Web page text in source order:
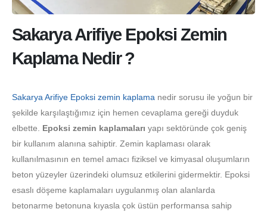
Sakarya Arifiye Epoksi Zemin
Kaplama Nedir ?
Sakarya Arifiye Epoksi zemin kaplama nedir sorusu ile yoğun bir
şekilde karşılaştığımız için hemen cevaplama gereği duyduk
elbette. Epoksi zemin kaplamaları yapı sektöründe çok geniş
bir kullanım alanına sahiptir. Zemin kaplaması olarak
kullanılmasının en temel amacı fiziksel ve kimyasal oluşumların
beton yüzeyler üzerindeki olumsuz etkilerini gidermektir. Epoksi
esaslı döşeme kaplamaları uygulanmış olan alanlarda
betonarme betonuna kıyasla çok üstün performansa sahip